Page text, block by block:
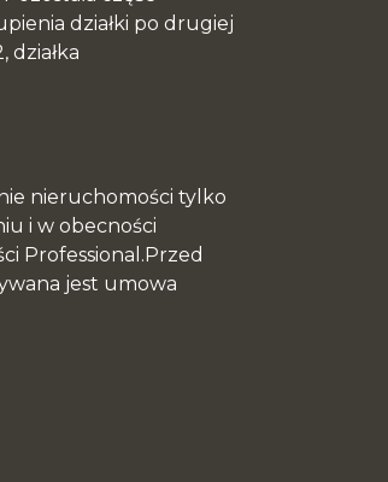
działki po drugiej
działka
nieruchomości tylko
i w obecności
Professional.Przed
jest umowa